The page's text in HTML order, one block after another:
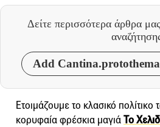
Δείτε περισσότερα άρθρα μας
Add
Ετοιμάζουμε το κλασικό πολίτικο
κορυφαία φρέσκια μαγιάΤο